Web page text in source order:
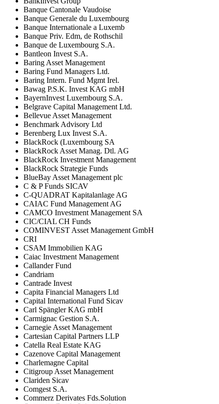
Banque Cantonale Vaudoise
Banque Generale du Luxembourg
Banque Internationale a Luxemb
Banque Priv. Edm, de Rothschil
Banque de Luxembourg S.A.
Bantleon Invest S.A.
Baring Asset Management
Baring Fund Managers Ltd.
Baring Intern. Fund Mgmt Irel.
Bawag P.S.K. Invest KAG mbH
BayernInvest Luxembourg S.A.
Belgrave Capital Management Ltd.
Bellevue Asset Management
Benchmark Advisory Ltd
Berenberg Lux Invest S.A.
BlackRock (Luxembourg SA
BlackRock Asset Manag. Dtl. AG
BlackRock Investment Management
BlackRock Strategie Funds
BlueBay Asset Management plc
C & P Funds SICAV
C-QUADRAT Kapitalanlage AG
CAIAC Fund Management AG
CAMCO Investment Management SA
CIC/CIAL CH Funds
COMINVEST Asset Management GmbH
CRI
CSAM Immobilien KAG
Caiac Investment Management
Callander Fund
Candriam
Cantrade Invest
Capita Financial Managers Ltd
Capital International Fund Sicav
Carl Spängler KAG mbH
Carmignac Gestion S.A.
Carnegie Asset Management
Cartesian Capital Partners LLP
Catella Real Estate KAG
Cazenove Capital Management
Charlemagne Capital
Citigroup Asset Management
Clariden Sicav
Comgest S.A.
Commerz Derivates Fds.Solution